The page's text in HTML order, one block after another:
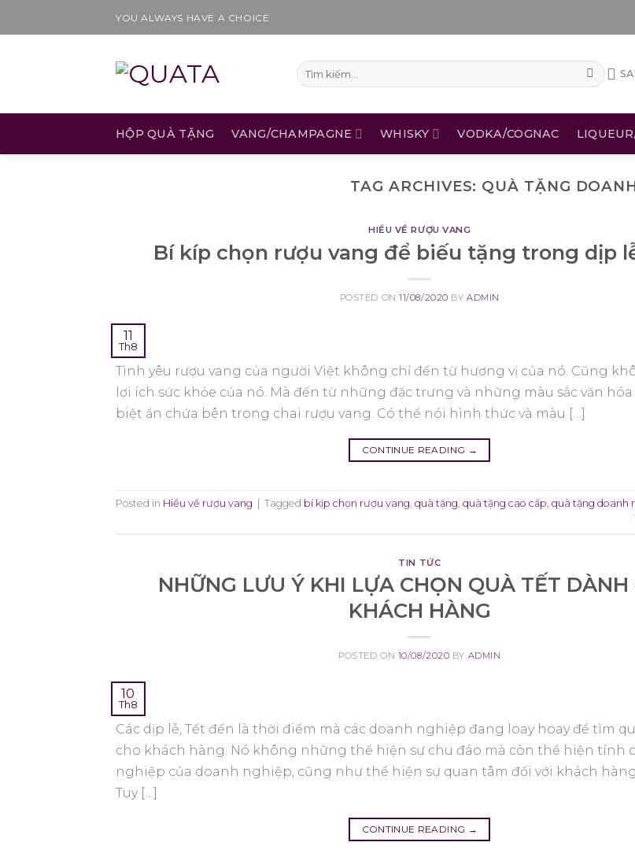
YOU ALWAYS HAVE A CHOICE
Tìm
kiếm:
HỘP QUÀ TẶNG VANG/CHAMPAGNE WHISKY VODKA/COGNAC
TAG ARCHIVES: QUÀ TẶNG
HIỂU VỀ RƯỢU VANG
Bí kíp chọn rượu vang để biếu tặng trong dịp
POSTED ON11/08/2020 BYADMIN
11
Th8
Tình yêu rượu vang của người Việt không chỉ đến từ hương vị của nó. Cũng
lợi ích sức khỏe của nó. Mà đến từ những đặc trưng và những màu sắc văn
biệt ẩn chứa bên trong chai rượu vang. Có thể nói hình thức và màu […]
CONTINUE READING →
Posted in Hiểu về rượu vang Tagged bí kịp chọn rượu vang, quà tặng, quà tặng cao cấp, quà tặng doanh
TIN TỨC
NHỮNG LƯU Ý KHI LỰA CHỌN QUÀ TẾT DÀNH
KHÁCH HÀNG
POSTED ON 10/08/2020 BY ADMIN
10
Th8
Các dịp lễ, Tết đến là thời điểm mà các doanh nghiệp đang loay hoay để tìm
cho khách hàng. Nó không những thể hiện sự chu đáo mà còn thể hiện tính
nghiệp của doanh nghiệp, cũng như thể hiện sự quan tâm đối với khách
Tuy […]
CONTINUE READING →